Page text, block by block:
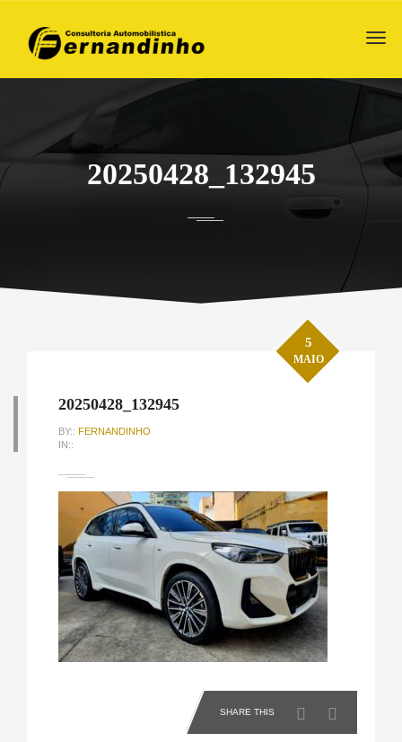
20250428_132945
20250428_132945
BY:: FERNANDINHO
IN::
5
MAIO
SHARE THIS